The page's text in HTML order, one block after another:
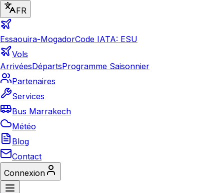
FR
Essaouira-MogadorCode IATA: ESU
Vols
ArrivéesDépartsProgramme Saisonnier
Partenaires
Services
Bus Marrakech
Météo
Blog
Contact
Connexion